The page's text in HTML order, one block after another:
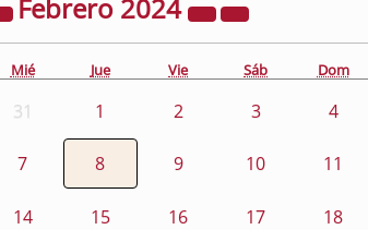
Febrero 2024
Mié Jue Vie Sáb Dom
31 1 2 3 4
7 8 9 10 11
14 15 16 17 18